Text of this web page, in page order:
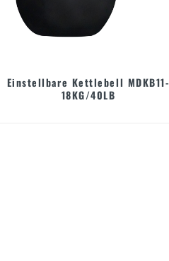
Einstellbare Kettlebell MDKB11-
18KG/40LB